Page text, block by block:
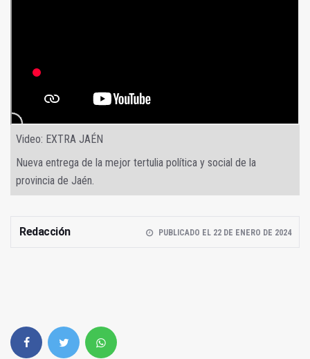
Video: EXTRA JAÉN
Nueva entrega de la mejor tertulia política y social de la
provincia de Jaén.
Redacción PUBLICADO EL 22 DE ENERO DE 2024